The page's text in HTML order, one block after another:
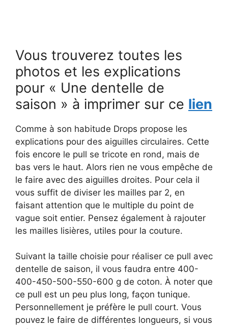
Vous trouverez toutes les
photos et les explications
pour « Une dentelle de
saison » à imprimer sur ce lien
Comme à son habitude Drops propose les
explications pour des aiguilles circulaires. Cette
fois encore le pull se tricote en rond, mais de
bas vers le haut. Alors rien ne vous empêche de
le faire avec des aiguilles droites. Pour cela il
vous suffit de diviser les mailles par 2, en
faisant attention que le multiple du point de
vague soit entier. Pensez également à rajouter
les mailles lisières, utiles pour la couture.
Suivant la taille choisie pour réaliser ce pull avec
dentelle de saison, il vous faudra entre 400-
400-450-500-550-600 g de coton. À noter que
ce pull est un peu plus long, façon tunique.
Personnellement je préfère le pull court. Vous
pouvez le faire de différentes longueurs, si vous